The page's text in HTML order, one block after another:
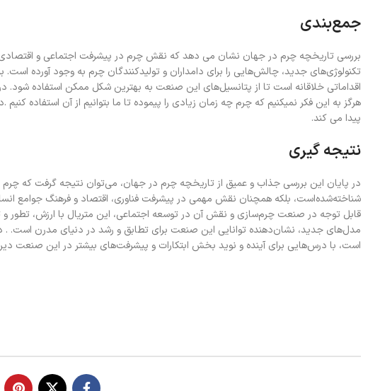
جمع‌بندی
بررسی تاریخچه چرم در جهان نشان می دهد که نقش چرم در پیشرفت اجتماعی و اقتصادی
تکنولوژی‌های جدید، چالش‌هایی را برای دامداران و تولیدکنندگان چرم به وجود آورده
اقداماتی خلاقانه است تا از پتانسیل‌های این صنعت به بهترین شکل ممکن استفاده شود.
هرگز به این فکر نمیکنیم که چرم چه زمان زیادی را پیموده تا ما بتوانیم از آن استفاده
پیدا می کند.
نتیجه گیری
در پایان این بررسی جذاب و عمیق از تاریخچه چرم در جهان، می‌توان نتیجه گرفت که چرم
شناخته‌شده‌است، بلکه همچنان نقش مهمی در پیشرفت فناوری، اقتصاد و فرهنگ جوامع
قابل توجه در صنعت چرم‌سازی و نقش آن در توسعه اجتماعی، این متریال با ارزش، تطور و
مدل‌های جدید، نشان‌دهنده توانایی این صنعت برای تطابق و رشد در دنیای مدرن است.
است، با درس‌هایی برای آینده و نوید بخش ابتکارات و پیشرفت‌های بیشتر در این صنعت